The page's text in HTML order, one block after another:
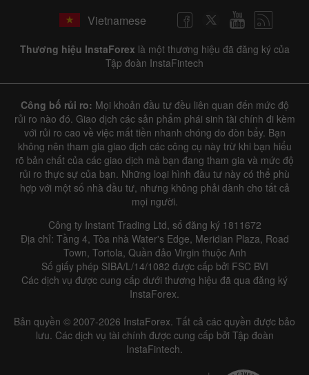
Vietnamese
Thương hiệu InstaForex là một thương hiệu đã đăng ký của
Tập đoàn InstaFintech
Công bố rủi ro: Mọi khoản đầu tư đều liên quan đến mức độ
rủi ro nào đó. Giao dịch các sản phẩm phái sinh tài chính đi kèm
với rủi ro cao về việc mất tiền nhanh chóng do đòn bẩy. Bạn
không nên tham gia giao dịch các công cụ này trừ khi bạn hiểu
rõ bản chất của các giao dịch mà bạn đang tham gia và mức độ
rủi ro thực sự của bạn. Những loại hình đầu tư này có thể phù
hợp với một số nhà đầu tư, nhưng không phải dành cho tất cả
mọi người.
Công ty Instant Trading Ltd, số đăng ký 1811672
Địa chỉ: Tầng 4, Tòa nhà Water's Edge, Meridian Plaza, Road
Town, Tortola, Quần đảo Virgin thuộc Anh
Số giấy phép SIBA/L/14/1082 được cấp bởi FSC BVI
Các dịch vụ được cung cấp dưới thương hiệu đã qua đăng ký
InstaForex.
Bản quyền © 2007-2026 InstaForex. Tất cả các quyền được bảo
lưu. Các dịch vụ tài chính được cung cấp bởi Tập đoàn
InstaFintech.